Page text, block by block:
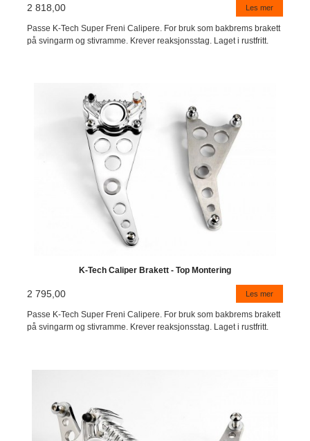
2 818,00 Les mer
Passe K-Tech Super Freni Calipere. For bruk som bakbrems brakett
på svingarm og stivramme. Krever reaksjonsstag. Laget i rustfritt.
K-Tech Caliper Brakett - Top Montering
2 795,00 Les mer
Passe K-Tech Super Freni Calipere. For bruk som bakbrems brakett
på svingarm og stivramme. Krever reaksjonsstag. Laget i rustfritt.